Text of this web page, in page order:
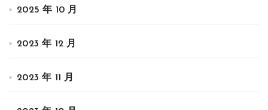
2025 年 10 月
2023 年 12 月
2023 年 11 月